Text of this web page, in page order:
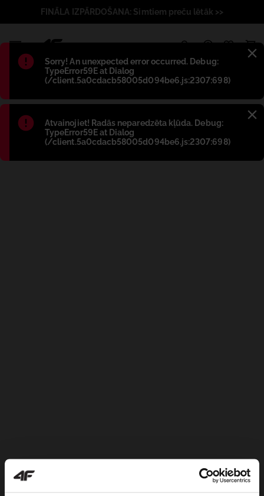
Błąd:
Sorry! An unexpected error occurred. Debug:
TypeError59E at Dialog
(/client.5a0cdacb58005d094be6.js:2307:698)
Błąd:
Atvainojiet! Radās neparedzēta kļūda. Debug:
TypeError59E at Dialog
(/client.5a0cdacb58005d094be6.js:2307:698)
FINĀLA IZPĀRDOŠANA: Simtiem preču lētāk >>